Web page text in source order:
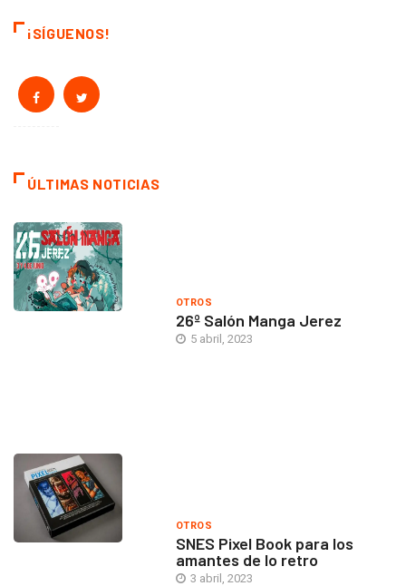
¡SÍGUENOS!
ÚLTIMAS NOTICIAS
OTROS
26º Salón Manga Jerez
5 abril, 2023
OTROS
SNES Pixel Book para los
amantes de lo retro
3 abril, 2023